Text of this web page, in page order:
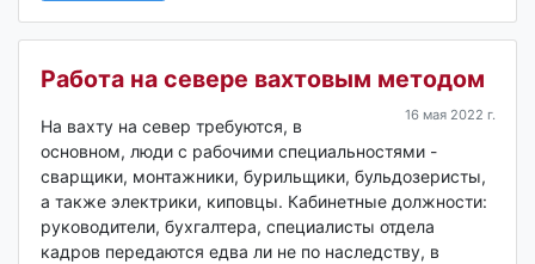
Работа на севере вахтовым методом
16 мая 2022 г.
На вахту на север требуются, в
основном, люди с рабочими специальностями -
сварщики, монтажники, бурильщики, бульдозеристы,
а также электрики, киповцы. Кабинетные должности:
руководители, бухгалтера, специалисты отдела
кадров передаются едва ли не по наследству, в